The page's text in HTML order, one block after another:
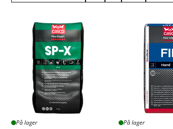
På lager På lager